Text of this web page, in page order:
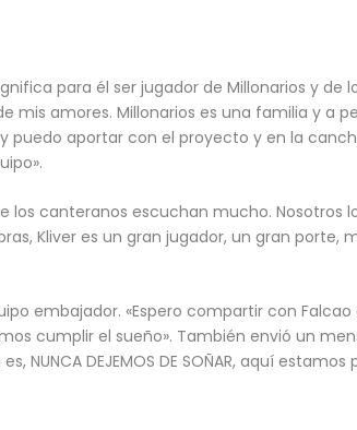
para él ser jugador de Millonarios y de
mis amores. Millonarios es una familia y a
puedo aportar con el proyecto y en la
los canteranos escuchan mucho. Nosotros
Kliver es un gran jugador, un gran porte,
embajador. «Espero compartir con Falcao
cumplir el sueño». También envió un
DEJEMOS DE SOÑAR, aquí estamos